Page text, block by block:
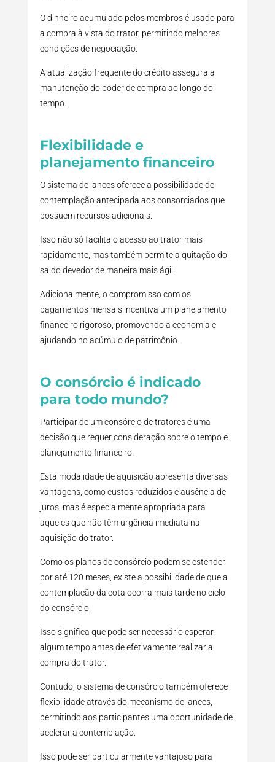
O dinheiro acumulado pelos membros é usado para
a compra à vista do trator, permitindo melhores
condições de negociação.
A atualização frequente do crédito assegura a
manutenção do poder de compra ao longo do
tempo.
Flexibilidade e
planejamento financeiro
O sistema de lances oferece a possibilidade de
contemplação antecipada aos consorciados que
possuem recursos adicionais.
Isso não só facilita o acesso ao trator mais
rapidamente, mas também permite a quitação do
saldo devedor de maneira mais ágil.
Adicionalmente, o compromisso com os
pagamentos mensais incentiva um planejamento
financeiro rigoroso, promovendo a economia e
ajudando no acúmulo de patrimônio.
O consórcio é indicado
para todo mundo?
Participar de um consórcio de tratores é uma
decisão que requer consideração sobre o tempo e
planejamento financeiro.
Esta modalidade de aquisição apresenta diversas
vantagens, como custos reduzidos e ausência de
juros, mas é especialmente apropriada para
aqueles que não têm urgência imediata na
aquisição do trator.
Como os planos de consórcio podem se estender
por até 120 meses, existe a possibilidade de que a
contemplação da cota ocorra mais tarde no ciclo
do consórcio.
Isso significa que pode ser necessário esperar
algum tempo antes de efetivamente realizar a
compra do trator.
Contudo, o sistema de consórcio também oferece
flexibilidade através do mecanismo de lances,
permitindo aos participantes uma oportunidade de
acelerar a contemplação.
Isso pode ser particularmente vantajoso para